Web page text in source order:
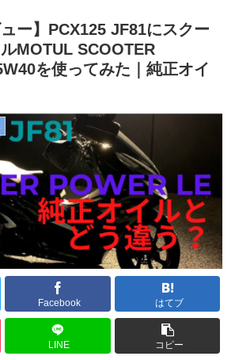
ュー】PCX125 JF81にスクー
MOTUL SCOOTER
を使ってみた｜純正オイ
Facebook はてブ
LINE コピー